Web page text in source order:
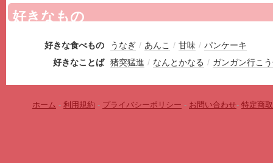
好きなもの
好きな食べもの うなぎ / あんこ / 甘味 / パンケーキ
好きなことば
猪突猛進 / なんとかなる / ガンガン行こ
ホーム - 利用規約 - プライバシーポリシー - お問い合わせ- 特定商